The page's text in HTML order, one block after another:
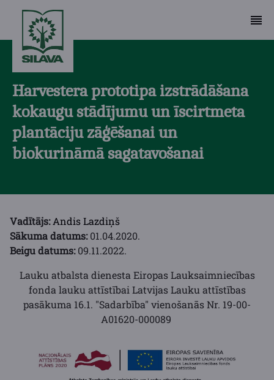
Harvestera prototipa izstrādāšana
kokaugu stādījumu un īscirtmeta
plantāciju zāģēšanai un
biokurināmā sagatavošanai
Vadītājs:Andis Lazdiņš
Sākuma datums:01.04.2020.
Beigu datums:09.11.2022.
Lauku atbalsta dienesta Eiropas Lauksaimniecības
fonda lauku attīstībai Latvijas Lauku attīstības
pasākuma 16.1. "Sadarbība" vienošanās Nr. 19-00-
A01620-000089